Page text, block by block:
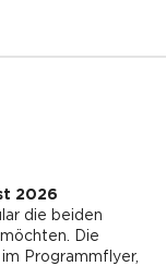
2026
die beiden
Die
Programmflyer,